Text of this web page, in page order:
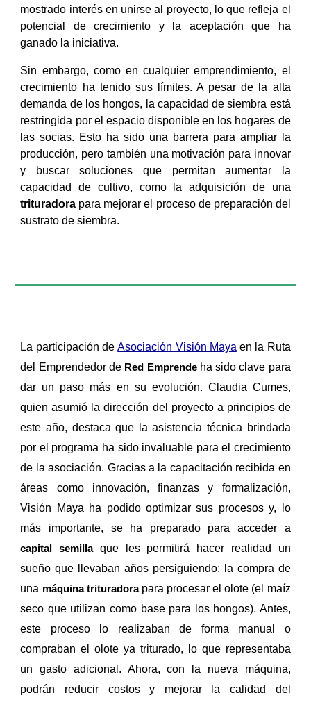
mostrado interés en unirse al proyecto, lo que refleja el
potencial de crecimiento y la aceptación que ha
ganado la iniciativa.
Sin embargo, como en cualquier emprendimiento, el
crecimiento ha tenido sus límites. A pesar de la alta
demanda de los hongos, la capacidad de siembra está
restringida por el espacio disponible en los hogares de
las socias. Esto ha sido una barrera para ampliar la
producción, pero también una motivación para innovar
y buscar soluciones que permitan aumentar la
capacidad de cultivo, como la adquisición de una
trituradora para mejorar el proceso de preparación del
sustrato de siembra.
La participación deAsociación Visión Maya en la Ruta
del Emprendedor de Red Emprendeha sido clave para
dar un paso más en su evolución. Claudia Cumes,
quien asumió la dirección del proyecto a principios de
este año, destaca que la asistencia técnica brindada
por el programa ha sido invaluable para el crecimiento
de la asociación. Gracias a la capacitación recibida en
áreas como innovación, finanzas y formalización,
Visión Maya ha podido optimizar sus procesos y, lo
más importante, se ha preparado para acceder a
capital semillaque les permitirá hacer realidad un
sueño que llevaban años persiguiendo: la compra de
una máquina trituradorapara procesar el olote (el maíz
seco que utilizan como base para los hongos). Antes,
este proceso lo realizaban de forma manual o
compraban el olote ya triturado, lo que representaba
un gasto adicional. Ahora, con la nueva máquina,
podrán reducir costos y mejorar la calidad del